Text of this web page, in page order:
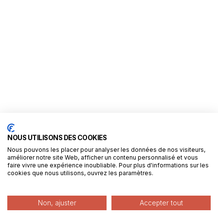
NOUS UTILISONS DES COOKIES
Nous pouvons les placer pour analyser les données de nos visiteurs,
améliorer notre site Web, afficher un contenu personnalisé et vous
faire vivre une expérience inoubliable. Pour plus d'informations sur les
cookies que nous utilisons, ouvrez les paramètres.
Non, ajuster Accepter tout